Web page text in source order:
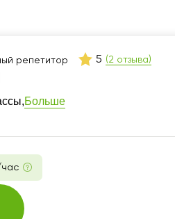
репетитор 5 (2 отзыва)
Больше
час